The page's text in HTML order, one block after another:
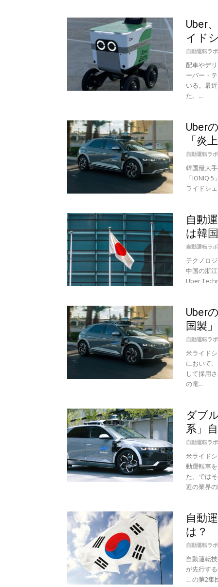
Uber
イド
自動運転ラ
配車やデ
ーバー・
いる。最
た。...
Uber
「炎
自動運転ラ
韓国最大
「IONIQ
ライドシ
自動
は韓
自動運転ラ
テクノロ
中国の浙
Uber
Uber
国製
自動運転ラ
米ライド
において
して採用
の電...
ダブ
系」
自動運転ラ
米ライド
動運転車
た。では
近の業界
自動
は？
自動運転ラ
自動運転
が先行す
この第2集